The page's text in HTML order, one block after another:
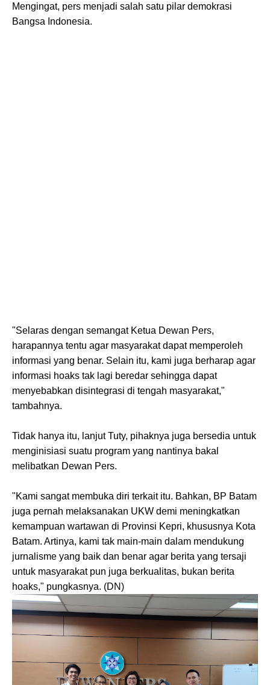
Mengingat, pers menjadi salah satu pilar demokrasi
Bangsa Indonesia.
"Selaras dengan semangat Ketua Dewan Pers,
harapannya tentu agar masyarakat dapat memperoleh
informasi yang benar. Selain itu, kami juga berharap agar
informasi hoaks tak lagi beredar sehingga dapat
menyebabkan disintegrasi di tengah masyarakat,"
tambahnya.
Tidak hanya itu, lanjut Tuty, pihaknya juga bersedia untuk
menginisiasi suatu program yang nantinya bakal
melibatkan Dewan Pers.
"Kami sangat membuka diri terkait itu. Bahkan, BP Batam
juga pernah melaksanakan UKW demi meningkatkan
kemampuan wartawan di Provinsi Kepri, khususnya Kota
Batam. Artinya, kami tak main-main dalam mendukung
jurnalisme yang baik dan benar agar berita yang tersaji
untuk masyarakat pun juga berkualitas, bukan berita
hoaks," pungkasnya. (DN)